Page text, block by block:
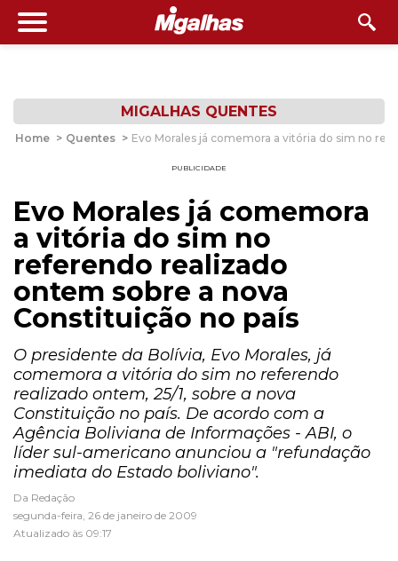
MIGALHAS QUENTES
Home > Quentes > Evo Morales já comemora a vitória do sim no
PUBLICIDADE
Evo Morales já comemora
a vitória do sim no
referendo realizado
ontem sobre a nova
Constituição no país
O presidente da Bolívia, Evo Morales, já
comemora a vitória do sim no referendo
realizado ontem, 25/1, sobre a nova
Constituição no país. De acordo com a
Agência Boliviana de Informações - ABI, o
líder sul-americano anunciou a "refundação
imediata do Estado boliviano".
Da Redação
segunda-feira, 26 de janeiro de 2009
Atualizado às 09:17